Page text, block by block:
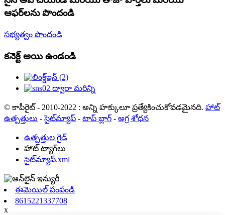
ఆఫర్‌లను పొందండి
సభ్యత్వం పొందండి
కనెక్ట్ అయి ఉండండి
© కాపీరైట్ - 2010-2022 : అన్ని హక్కులూ ప్రత్యేకించుకోవడమైనది. హాట్
ఉత్పత్తులు -సైట్‌మ్యాప్ - టాప్ బ్లాగ్- అగ్ర శోధన
ఉత్పత్తుల గైడ్
హాట్ ట్యాగ్‌లు
సైట్‌మ్యాప్.xml
ఈమెయిల్ పంపండి
8615221337708
x